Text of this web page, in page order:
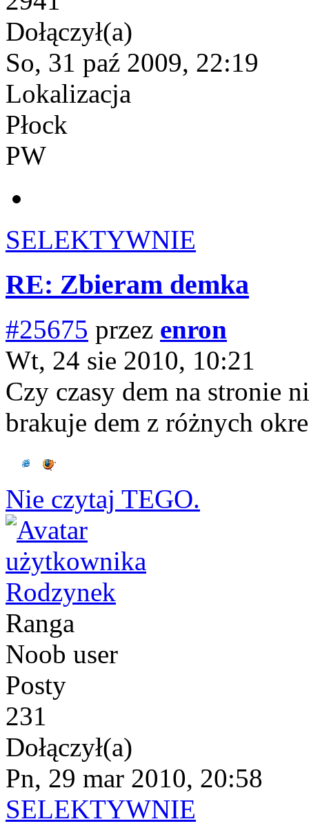
Dołączył(a)
So, 31 paź 2009, 22:19
Lokalizacja
Płock
PW
SELEKTYWNIE
RE: Zbieram demka
#25675 przez enron
Wt, 24 sie 2010, 10:21
Czy czasy dem na stronie
brakuje dem z różnych
Nie czytaj TEGO.
Rodzynek
Ranga
Noob user
Posty
231
Dołączył(a)
Pn, 29 mar 2010, 20:58
SELEKTYWNIE